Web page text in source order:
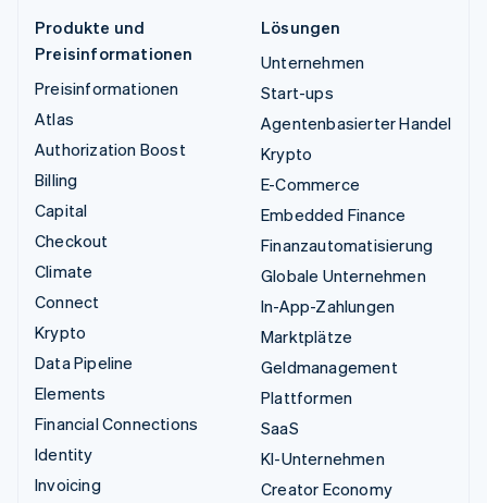
Produkte und
Preisinformationen
Preisinformationen
Atlas
Authorization Boost
Billing
Capital
Checkout
Climate
Connect
Krypto
Data Pipeline
Elements
Financial Connections
Identity
Invoicing
Lösungen
Unternehmen
Start-ups
Agentenbasierter Handel
Krypto
E-Commerce
Embedded Finance
Finanzautomatisierung
Globale Unternehmen
In-App-Zahlungen
Marktplätze
Geldmanagement
Plattformen
SaaS
KI-Unternehmen
Creator Economy